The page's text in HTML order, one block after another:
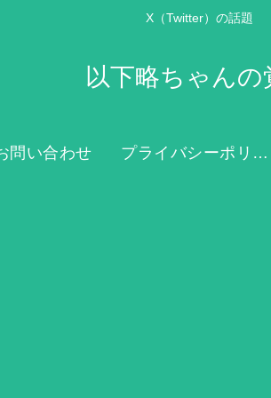
X（Twitter）の話題
以下略ちゃんの
問い合わせ プライバシーポリシー